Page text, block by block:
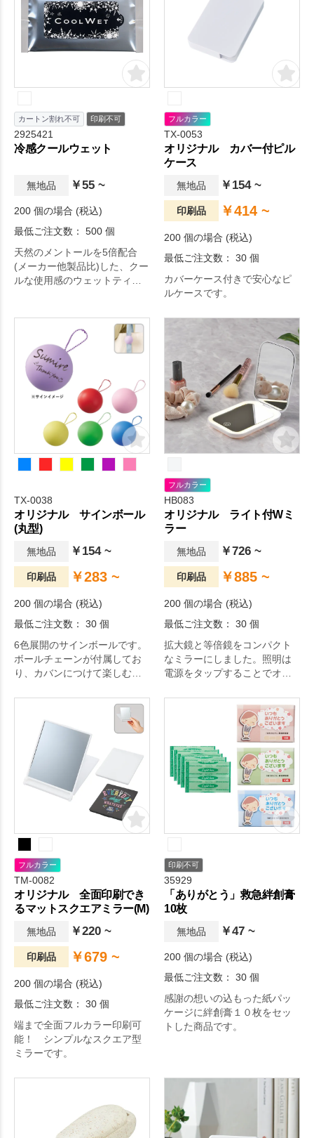
カートン割れ不可 印刷不可
2925421
冷感クールウェット
無地品 ￥55 ~
200 個の場合 (税込)
最低ご注文数： 500 個
天然のメントールを5倍配合
(メーカー他製品比)した、クー
ルな使用感のウェットティッ
フルカラー
TX-0053
オリジナル カバー付ピル
ケース
無地品 ￥154 ~
印刷品 ￥414 ~
200 個の場合 (税込)
最低ご注文数： 30 個
カバーケース付きで安心なピ
ルケースです。
TX-0038
オリジナル サインボール
(丸型)
無地品 ￥154 ~
印刷品 ￥283 ~
200 個の場合 (税込)
最低ご注文数： 30 個
6色展開のサインボールです。
ボールチェーンが付属してお
り、カバンにつけて楽しむこ
フルカラー
HB083
オリジナル ライト付Wミ
ラー
無地品 ￥726 ~
印刷品 ￥885 ~
200 個の場合 (税込)
最低ご注文数： 30 個
拡大鏡と等倍鏡をコンパクト
なミラーにしました。照明は
電源をタップすることでオン
フルカラー
TM-0082
オリジナル 全面印刷でき
るマットスクエアミラー(M)
無地品 ￥220 ~
印刷品 ￥679 ~
200 個の場合 (税込)
最低ご注文数： 30 個
端まで全面フルカラー印刷可
能！ シンプルなスクエア型
ミラーです。
印刷不可
35929
「ありがとう」救急絆創膏
10枚
無地品 ￥47 ~
200 個の場合 (税込)
最低ご注文数： 30 個
感謝の想いの込もった紙パッ
ケージに絆創膏１０枚をセッ
トした商品です。